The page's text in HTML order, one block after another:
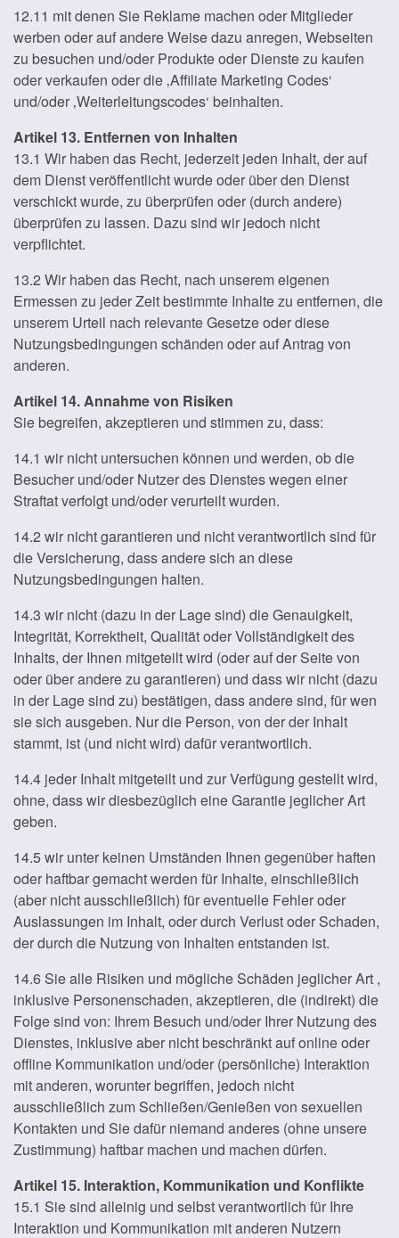
12.11 mit denen Sie Reklame machen oder Mitglieder
werben oder auf andere Weise dazu anregen, Webseiten
zu besuchen und/oder Produkte oder Dienste zu kaufen
oder verkaufen oder die ‚Affiliate Marketing Codes‘
und/oder ‚Weiterleitungscodes‘ beinhalten.
Artikel 13. Entfernen von Inhalten
13.1 Wir haben das Recht, jederzeit jeden Inhalt, der auf
dem Dienst veröffentlicht wurde oder über den Dienst
verschickt wurde, zu überprüfen oder (durch andere)
überprüfen zu lassen. Dazu sind wir jedoch nicht
verpflichtet.
13.2 Wir haben das Recht, nach unserem eigenen
Ermessen zu jeder Zeit bestimmte Inhalte zu entfernen, die
unserem Urteil nach relevante Gesetze oder diese
Nutzungsbedingungen schänden oder auf Antrag von
anderen.
Artikel 14. Annahme von Risiken
Sie begreifen, akzeptieren und stimmen zu, dass:
14.1 wir nicht untersuchen können und werden, ob die
Besucher und/oder Nutzer des Dienstes wegen einer
Straftat verfolgt und/oder verurteilt wurden.
14.2 wir nicht garantieren und nicht verantwortlich sind für
die Versicherung, dass andere sich an diese
Nutzungsbedingungen halten.
14.3 wir nicht (dazu in der Lage sind) die Genauigkeit,
Integrität, Korrektheit, Qualität oder Vollständigkeit des
Inhalts, der Ihnen mitgeteilt wird (oder auf der Seite von
oder über andere zu garantieren) und dass wir nicht (dazu
in der Lage sind zu) bestätigen, dass andere sind, für wen
sie sich ausgeben. Nur die Person, von der der Inhalt
stammt, ist (und nicht wird) dafür verantwortlich.
14.4 jeder Inhalt mitgeteilt und zur Verfügung gestellt wird,
ohne, dass wir diesbezüglich eine Garantie jeglicher Art
geben.
14.5 wir unter keinen Umständen Ihnen gegenüber haften
oder haftbar gemacht werden für Inhalte, einschließlich
(aber nicht ausschließlich) für eventuelle Fehler oder
Auslassungen im Inhalt, oder durch Verlust oder Schaden,
der durch die Nutzung von Inhalten entstanden ist.
14.6 Sie alle Risiken und mögliche Schäden jeglicher Art ,
inklusive Personenschaden, akzeptieren, die (indirekt) die
Folge sind von: Ihrem Besuch und/oder Ihrer Nutzung des
Dienstes, inklusive aber nicht beschränkt auf online oder
offline Kommunikation und/oder (persönliche) Interaktion
mit anderen, worunter begriffen, jedoch nicht
ausschließlich zum Schließen/Genießen von sexuellen
Kontakten und Sie dafür niemand anderes (ohne unsere
Zustimmung) haftbar machen und machen dürfen.
Artikel 15. Interaktion, Kommunikation und Konflikte
15.1 Sie sind alleinig und selbst verantwortlich für Ihre
Interaktion und Kommunikation mit anderen Nutzern